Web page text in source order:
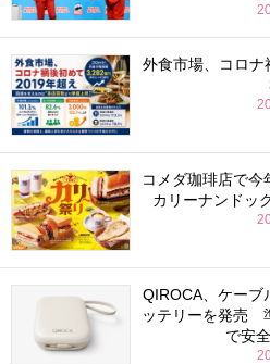
外食市場、コロ
コメダ珈琲店で
カリーナンドッ
QIROCA、ケーブ
ッテリーを発売
で安